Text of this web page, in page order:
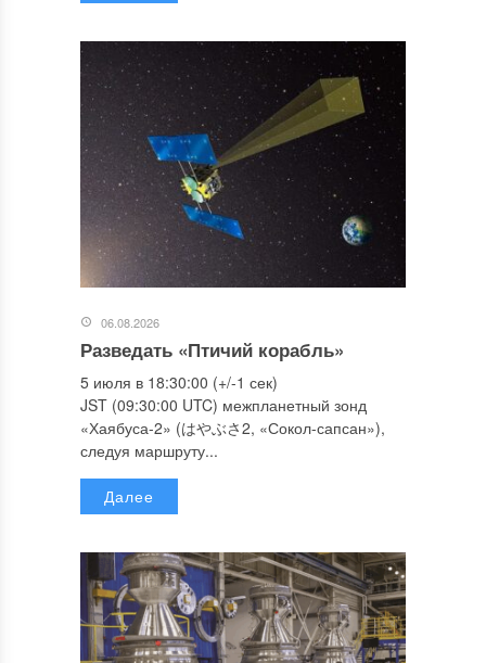
06.08.2026
Разведать «Птичий корабль»
5 июля в 18:30:00 (+/-1 сек)
JST (09:30:00 UTC) межпланетный зонд
«Хаябуса-2» (はやぶさ2, «Сокол-сапсан»),
следуя маршруту...
Далее